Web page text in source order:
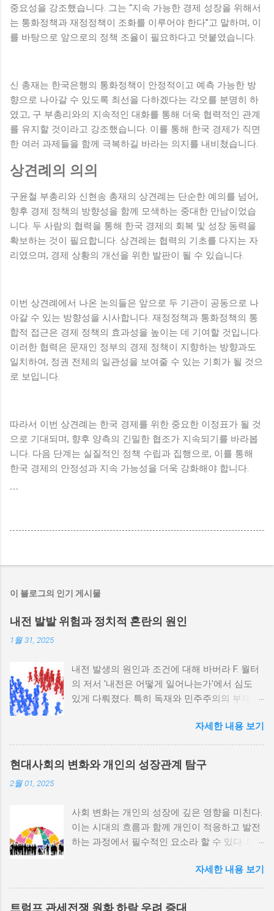
중요성을 강조했습니다. 그는 “지속 가능한 경제 성장을 위해서
는 통화정책과 재정정책이 조화를 이루어야 한다”고 말하며, 이
를 바탕으로 앞으로의 정책 조율이 필요하다고 덧붙였습니다.
신 총재는 한국은행의 통화정책이 안정적이고 예측 가능한 방
향으로 나아갈 수 있도록 최선을 다하겠다는 각오를 분명히 하
였고, 구 부총리와의 지속적인 대화를 통해 더욱 협력적인 관계
를 유지할 것이라고 강조했습니다. 이를 통해 한국 경제가 직면
한 여러 과제들을 함께 극복하길 바라는 의지를 내비쳤습니다.
상견례의 의의
구윤철 부총리와 신현송 총재의 상견례는 단순한 예의를 넘어,
향후 경제 정책의 방향성을 함께 모색하는 중대한 만남이었습
니다. 두 사람의 협력을 통해 한국 경제의 회복 및 성장 동력을
확보하는 것이 필요합니다. 상견례는 협력의 기초를 다지는 자
리였으며, 경제 상황의 개선을 위한 발판이 될 수 있습니다.
이번 상견례에서 나온 논의들은 앞으로 두 기관이 공동으로 나
아갈 수 있는 방향성을 시사합니다. 재정정책과 통화정책의 통
합적 접근은 경제 정책의 효과성을 높이는 데 기여할 것입니다.
이러한 협력은 문재인 정부의 경제 정책이 지향하는 방향과도
일치하여, 정권 전체의 일관성을 보여줄 수 있는 기회가 될 것으
로 보입니다.
따라서 이번 상견례는 한국 경제를 위한 중요한 이정표가 될 것
으로 기대되며, 향후 양측의 긴밀한 협조가 지속되기를 바라봅
니다. 다음 단계는 실질적인 정책 수립과 집행으로, 이를 통해
한국 경제의 안정성과 지속 가능성을 더욱 강화해야 합니다.
```
이 블로그의 인기 게시물
내전 발발 위험과 정치적 혼란의 원인
1월 31, 2025
내전 발생의 원인과 조건에 대해 바버라 F. 월터
의 저서 '내전은 어떻게 일어나는가'에서 심도
있게 다뤄졌다. 특히 독재와 민주주의의 부재가
정치적 파벌화와 경제·군사 체제의 불안정성이
내전의 촉매제가 된다는 사실은 우리에게 중요
한 교훈을 준다. 정치적 불안정성과 내전 발발
위험 정치적 불안정성은 내전 발발의 핵심 요인
적 갈등이 심화되고, 이로 인해 내전의 위험이
증가한다. 이와 같은 경우, 국민들은 정부에 대
한 불만을 느끼고, 체제 전복을 위해 무장 세력
역사적으로도 정치적 불안정성이 높은 국가에
서는 종종 내전이 발발했던 예가 많다. 이러한
비극적인 상황을 방지하기 위해서는 먼저 정치
자세한 내용 보기
현대사회의 변화와 개인의 성장관계 탐구
2월 01, 2025
사회 변화는 개인의 성장에 깊은 영향을 미친다.
이는 시대의 흐름과 함께 개인이 적응하고 발전
하는 과정에서 필수적인 요소라 할 수 있다. 따
탐구하는 것이 필요하다. 사회 변화의 의미와 구
조 사회 변화란 특정 사회의 구조, 문화, 가치관
등이 시간이 지남에 따라 변화하는 과정을 의미
자세한 내용 보기
트럼프 관세전쟁 원화 하락 우려 증대